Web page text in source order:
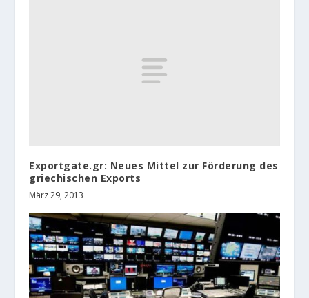
Exportgate.gr: Neues Mittel zur Förderung des
griechischen Exports
März 29, 2013